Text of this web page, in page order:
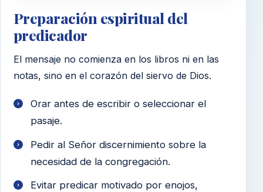
Preparación espiritual del
predicador
El mensaje no comienza en los libros ni en las
notas, sino en el corazón del siervo de Dios.
Orar antes de escribir o seleccionar el
pasaje.
Pedir al Señor discernimiento sobre la
necesidad de la congregación.
Evitar predicar motivado por enojos,